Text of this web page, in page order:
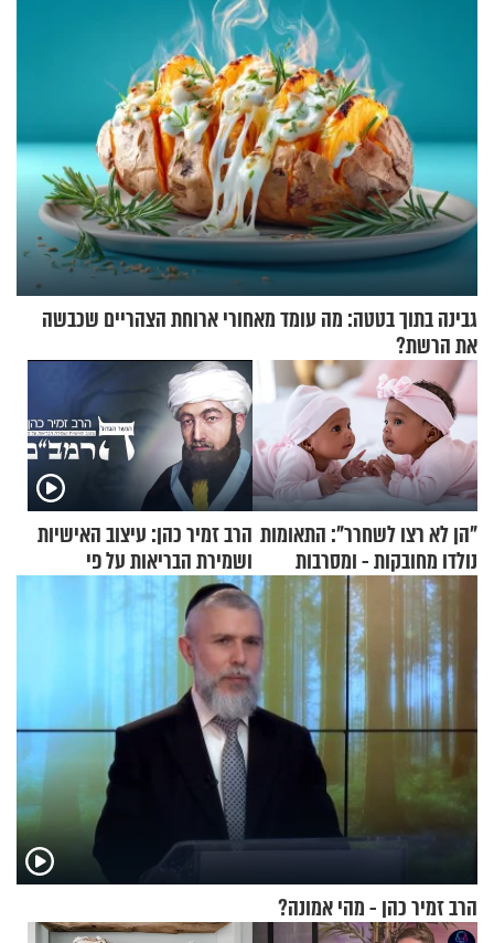
גבינה בתוך בטטה: מה עומד מאחורי ארוחת הצהריים שכבשה
את הרשת?
"הן לא רצו לשחרר": התאומות
נולדו מחובקות - ומסרבות
להיפרד
הרב זמיר כהן: עיצוב האישיות
ושמירת הבריאות על פי
הרמב"ם - פרק 13
הרב זמיר כהן - מהי אמונה?